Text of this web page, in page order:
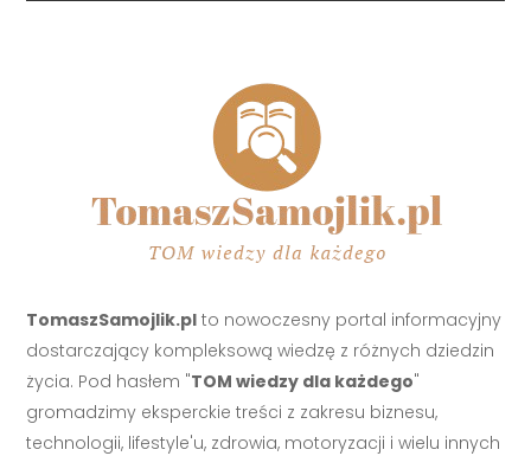
TomaszSamojlik.pl to nowoczesny portal informacyjny
dostarczający kompleksową wiedzę z różnych dziedzin
życia. Pod hasłem "TOM wiedzy dla każdego"
gromadzimy eksperckie treści z zakresu biznesu,
technologii, lifestyle'u, zdrowia, motoryzacji i wielu innych